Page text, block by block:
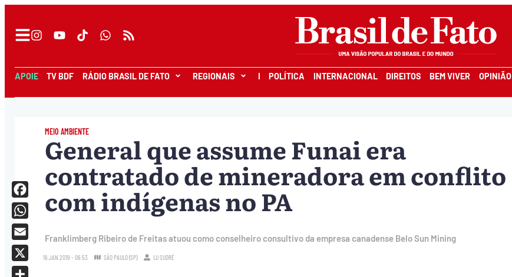
APOIE TV BDF RÁDIO BRASIL DE FATO REGIONAIS I POLÍTICA INTERNACIONAL DIREITOS BEM VIVER OPINIÃO
MEIO AMBIENTE
General que assume Funai era
contratado de mineradora em conflito
com indígenas no PA
Franklimberg Ribeiro de Freitas atuou como conselheiro consultivo da empresa canadense Belo Sun Mining
16.JAN.2019 - 06:53 SÃO PAULO (SP) LU SUDRÉ
Facebook
WhatsApp
Email
X